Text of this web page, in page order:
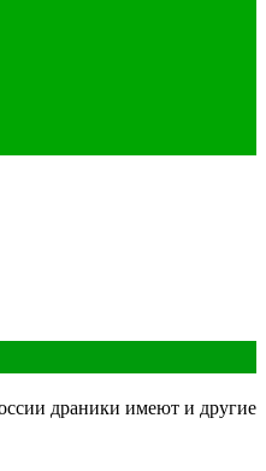
драники имеют и другие